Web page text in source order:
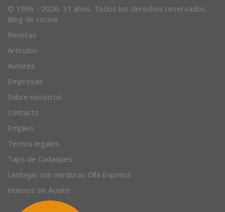
© 1996 - 2026. 31 años. Todos los derechos reservados.
Blog de cocina
Recetas
Artículos
Autores
Empresas
Sobre nosotros
Contacto
Empleo
Textos legales
Taps de Cadaques
Lentejas con Verduras Olla Express
Huevos sin Aceite